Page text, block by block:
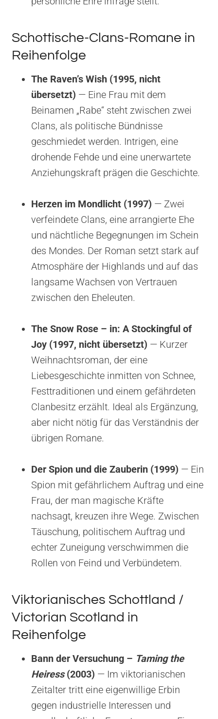
Schottische-Clans-Romane in
Reihenfolge
The Raven’s Wish (1995, nicht
übersetzt) — Eine Frau mit dem
Beinamen „Rabe“ steht zwischen zwei
Clans, als politische Bündnisse
geschmiedet werden. Intrigen, eine
drohende Fehde und eine unerwartete
Anziehungskraft prägen die Geschichte.
Herzen im Mondlicht (1997) — Zwei
verfeindete Clans, eine arrangierte Ehe
und nächtliche Begegnungen im Schein
des Mondes. Der Roman setzt stark auf
Atmosphäre der Highlands und auf das
langsame Wachsen von Vertrauen
zwischen den Eheleuten.
The Snow Rose – in: A Stockingful of
Joy (1997, nicht übersetzt) — Kurzer
Weihnachtsroman, der eine
Liebesgeschichte inmitten von Schnee,
Festtraditionen und einem gefährdeten
Clanbesitz erzählt. Ideal als Ergänzung,
aber nicht nötig für das Verständnis der
übrigen Romane.
Der Spion und die Zauberin (1999) — Ein
Spion mit gefährlichem Auftrag und eine
Frau, der man magische Kräfte
nachsagt, kreuzen ihre Wege. Zwischen
Täuschung, politischem Auftrag und
echter Zuneigung verschwimmen die
Rollen von Feind und Verbündetem.
Viktorianisches Schottland /
Victorian Scotland in
Reihenfolge
Bann der Versuchung – Taming the
Heiress(2003) — Im viktorianischen
Zeitalter tritt eine eigenwillige Erbin
gegen industrielle Interessen und